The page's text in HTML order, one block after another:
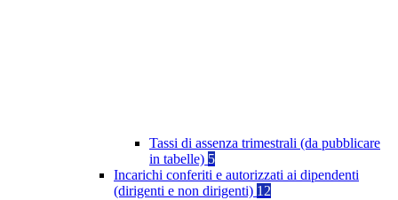
Tassi di assenza trimestrali (da pubblicare
in tabelle) 5
Incarichi conferiti e autorizzati ai dipendenti
(dirigenti e non dirigenti) 12